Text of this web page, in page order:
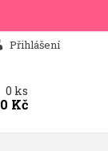
Přihlášení
0 ks
0 Kč